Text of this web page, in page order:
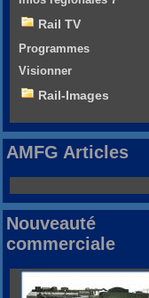
Rail TV
Programmes
Visionner
Rail-Images
AMFG Articles
Nouveauté
commerciale